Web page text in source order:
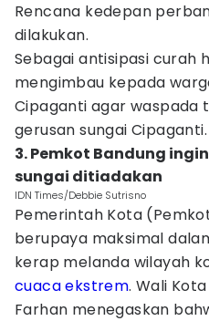
Rencana kedepan
dilakukan.
Sebagai antisipasi curah
mengimbau kepada
Cipaganti agar waspada
gerusan sungai Cipaganti.
3. Pemkot Bandung
sungai ditiadakan
IDN Times/Debbie Sutrisno
Pemerintah Kota
berupaya maksimal
kerap melanda wilayah
cuaca ekstrem. Wali
Farhan menegaskan